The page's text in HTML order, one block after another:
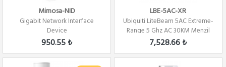
Mimosa-NID
Gigabit Network Interface
Device
950.55 ₺
LBE-5AC-XR
Ubiquiti LiteBeam 5AC Extreme-
Range 5 Ghz AC 30KM Menzil
Dış Orta...
7,528.66 ₺